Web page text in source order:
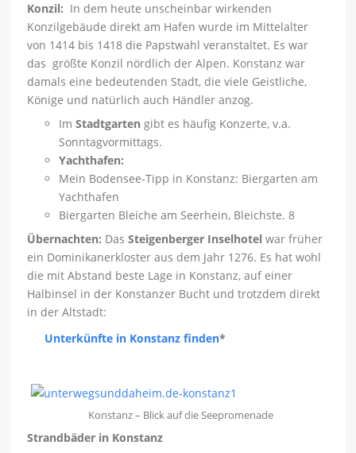
Konzil: In dem heute unscheinbar wirkenden
Konzilgebäude direkt am Hafen wurde im Mittelalter
von 1414 bis 1418 die Papstwahl veranstaltet. Es war
das größte Konzil nördlich der Alpen. Konstanz war
damals eine bedeutenden Stadt, die viele Geistliche,
Könige und natürlich auch Händler anzog.
ImStadtgarten gibt es häufig Konzerte, v.a.
Sonntagvormittags.
Yachthafen:
Mein Bodensee-Tipp in Konstanz: Biergarten am
Yachthafen
Biergarten Bleiche am Seerhein, Bleichste. 8
Übernachten: DasSteigenberger Inselhotel war früher
ein Dominikanerkloster aus dem Jahr 1276. Es hat wohl
die mit Abstand beste Lage in Konstanz, auf einer
Halbinsel in der Konstanzer Bucht und trotzdem direkt
in der Altstadt:
Unterkünfte in Konstanz finden*
Konstanz – Blick auf die Seepromenade
Strandbäder in Konstanz